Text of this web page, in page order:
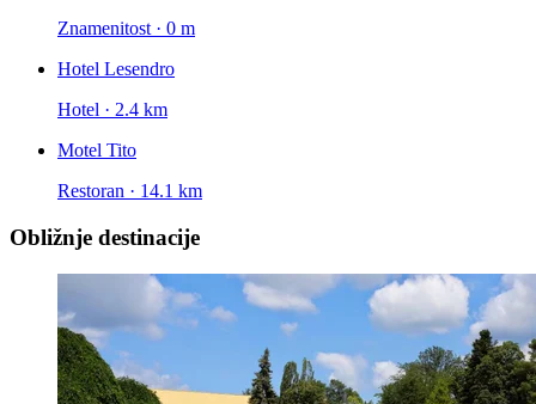
Znamenitost · 0 m
Hotel Lesendro
Hotel · 2.4 km
Motel Tito
Restoran · 14.1 km
Obližnje destinacije